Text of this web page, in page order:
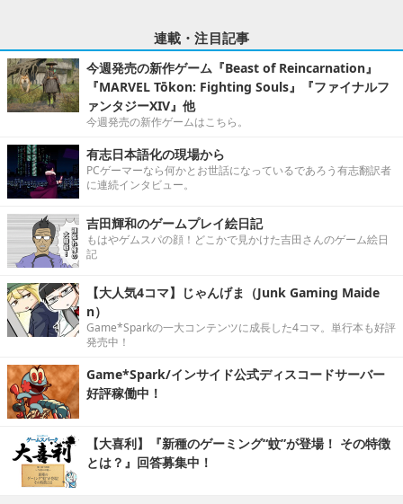
連載・注目記事
今週発売の新作ゲーム『Beast of Reincarnation』
『MARVEL Tōkon: Fighting Souls』『ファイナルフ
ァンタジーXIV』他
今週発売の新作ゲームはこちら。
有志日本語化の現場から
PCゲーマーなら何かとお世話になっているであろう有志翻訳者
に連続インタビュー。
吉田輝和のゲームプレイ絵日記
もはやゲムスパの顔！どこかで見かけた吉田さんのゲーム絵日
記
【大人気4コマ】じゃんげま（Junk Gaming Maide
n）
Game*Sparkの一大コンテンツに成長した4コマ。単行本も好評
発売中！
Game*Spark/インサイド公式ディスコードサーバー
好評稼働中！
【大喜利】『新種のゲーミング“蚊”が登場！ その特徴
とは？』回答募集中！